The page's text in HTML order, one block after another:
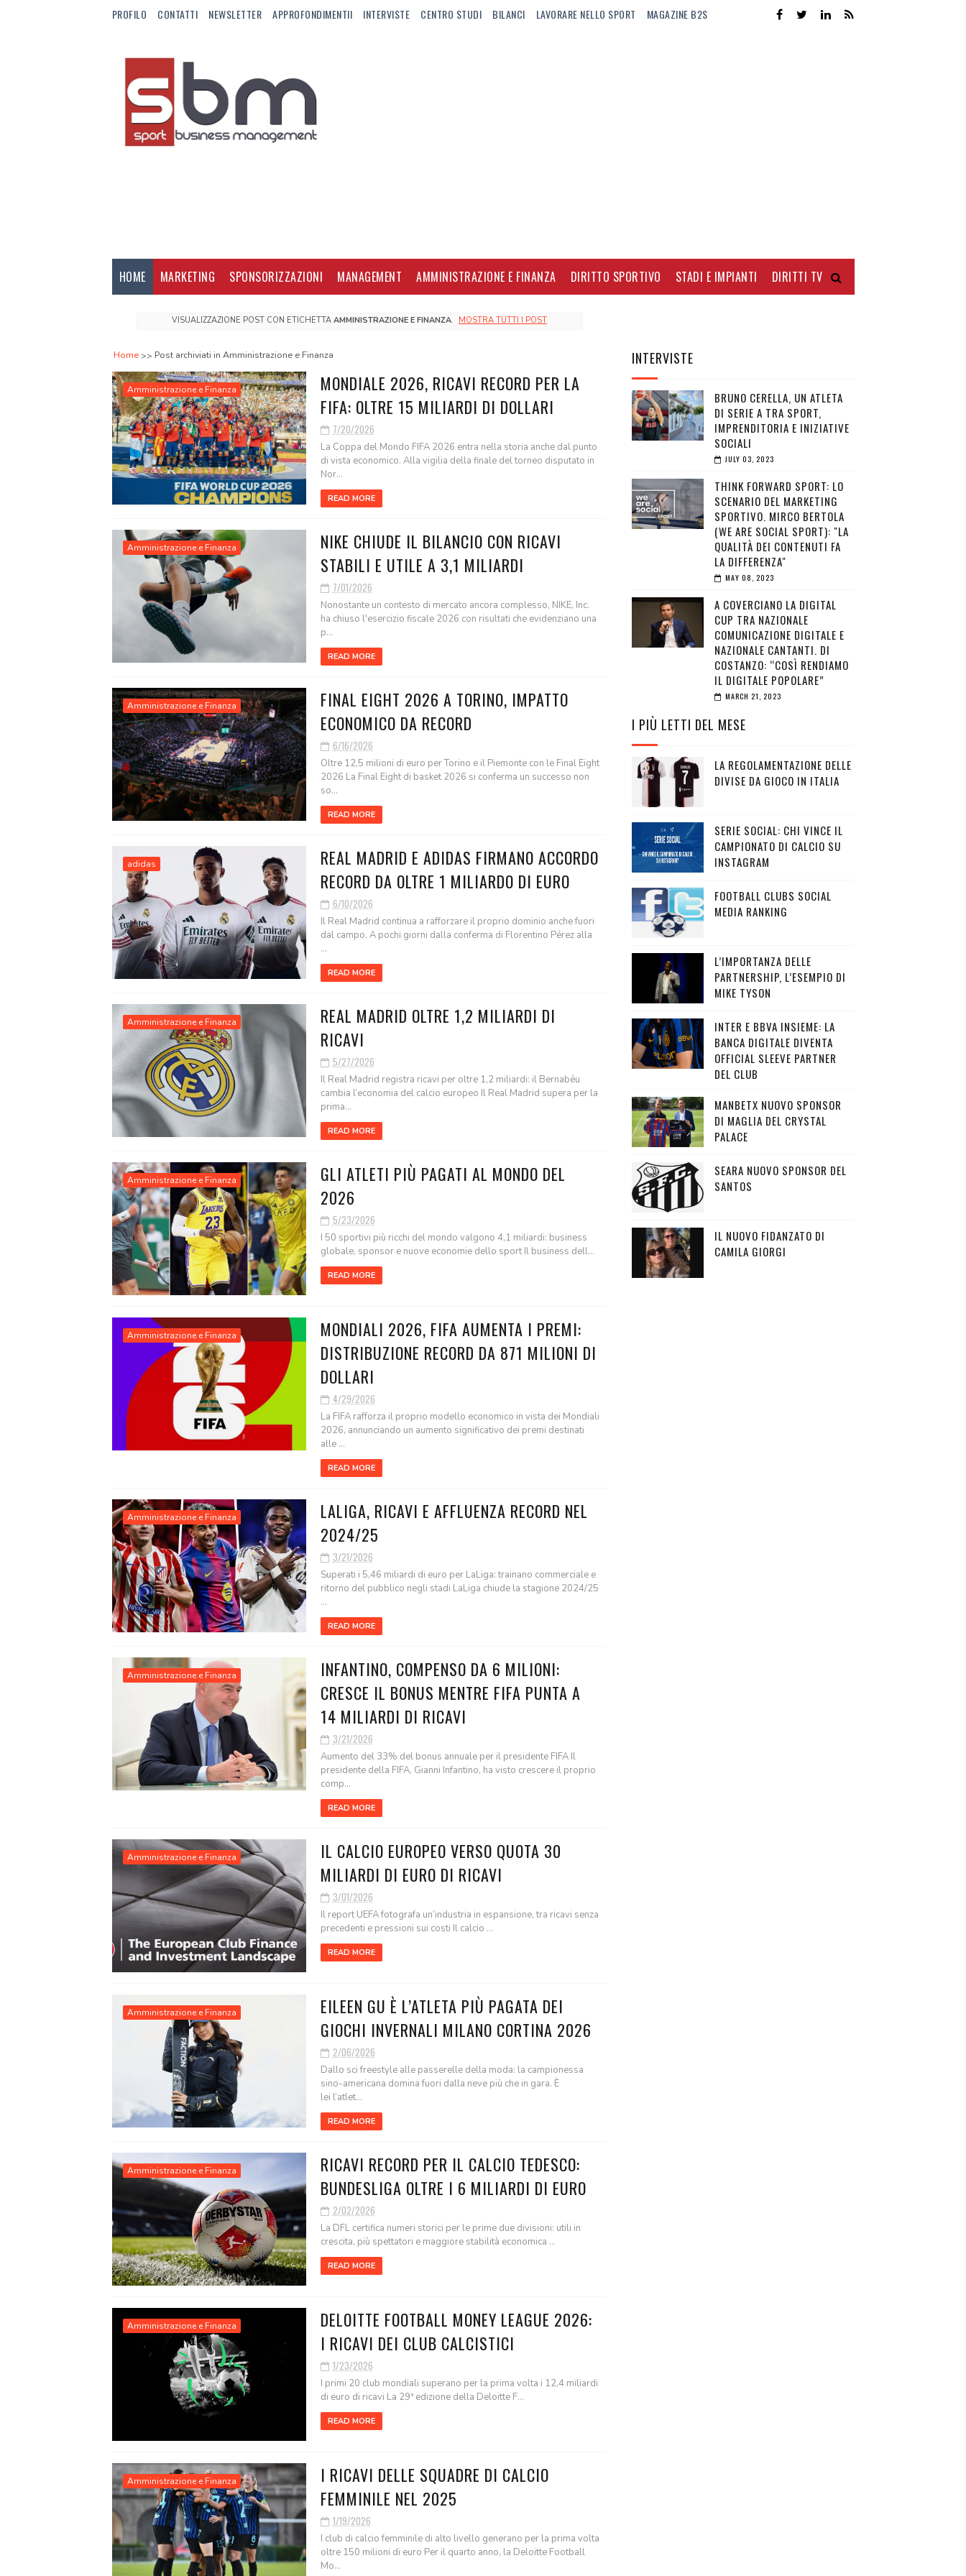
PROFILO CONTATTI NEWSLETTER APPROFONDIMENTII INTERVISTE CENTRO STUDI BILANCI LAVORARE NELLO SPORT MAGAZINE B2S
HOME MARKETING SPONSORIZZAZIONI MANAGEMENT AMMINISTRAZIONE E FINANZA DIRITTO SPORTIVO STADI E IMPIANTI DIRITTI TV
VISUALIZZAZIONE POST CON ETICHETTA AMMINISTRAZIONE E FINANZA. MOSTRA TUTTI I POST
Home Post archiviati in Amministrazione e Finanza
Amministrazione e Finanza
MONDIALE 2026, RICAVI RECORD PER LA
FIFA: OLTRE 15 MILIARDI DI DOLLARI
7/20/2026
La Coppa del Mondo FIFA 2026 entra nella storia anche dal punto
di vista economico. Alla vigilia della finale del torneo disputato in
Nor...
READ MORE
Amministrazione e Finanza
NIKE CHIUDE IL BILANCIO CON RICAVI
STABILI E UTILE A 3,1 MILIARDI
7/01/2026
Nonostante un contesto di mercato ancora complesso, NIKE, Inc.
ha chiuso l'esercizio fiscale 2026 con risultati che evidenziano una
p...
READ MORE
Amministrazione e Finanza
FINAL EIGHT 2026 A TORINO, IMPATTO
ECONOMICO DA RECORD
6/16/2026
Oltre 12,5 milioni di euro per Torino e il Piemonte con le Final Eight
2026 La Final Eight di basket 2026 si conferma un successo non
so...
READ MORE
adidas
REAL MADRID E ADIDAS FIRMANO ACCORDO
RECORD DA OLTRE 1 MILIARDO DI EURO
6/10/2026
Il Real Madrid continua a rafforzare il proprio dominio anche fuori
dal campo. A pochi giorni dalla conferma di Florentino Pérez alla
...
READ MORE
Amministrazione e Finanza
REAL MADRID OLTRE 1,2 MILIARDI DI
RICAVI
5/27/2026
Il Real Madrid registra ricavi per oltre 1,2 miliardi: il Bernabéu
cambia l’economia del calcio europeo Il Real Madrid supera per la
prima...
READ MORE
Amministrazione e Finanza
GLI ATLETI PIÙ PAGATI AL MONDO DEL
2026
5/23/2026
I 50 sportivi più ricchi del mondo valgono 4,1 miliardi: business
globale, sponsor e nuove economie dello sport Il business dell...
READ MORE
Amministrazione e Finanza
MONDIALI 2026, FIFA AUMENTA I PREMI:
DISTRIBUZIONE RECORD DA 871 MILIONI DI
DOLLARI
4/29/2026
La FIFA rafforza il proprio modello economico in vista dei Mondiali
2026, annunciando un aumento significativo dei premi destinati
alle ...
READ MORE
Amministrazione e Finanza
LALIGA, RICAVI E AFFLUENZA RECORD NEL
2024/25
3/21/2026
Superati i 5,46 miliardi di euro per LaLiga: trainano commerciale e
ritorno del pubblico negli stadi LaLiga chiude la stagione 2024/25
...
READ MORE
Amministrazione e Finanza
INFANTINO, COMPENSO DA 6 MILIONI:
CRESCE IL BONUS MENTRE FIFA PUNTA A
14 MILIARDI DI RICAVI
3/21/2026
Aumento del 33% del bonus annuale per il presidente FIFA Il
presidente della FIFA, Gianni Infantino, ha visto crescere il proprio
comp...
READ MORE
Amministrazione e Finanza
IL CALCIO EUROPEO VERSO QUOTA 30
MILIARDI DI EURO DI RICAVI
3/01/2026
Il report UEFA fotografa un’industria in espansione, tra ricavi senza
precedenti e pressioni sui costi Il calcio ...
READ MORE
Amministrazione e Finanza
EILEEN GU È L’ATLETA PIÙ PAGATA DEI
GIOCHI INVERNALI MILANO CORTINA 2026
2/06/2026
Dallo sci freestyle alle passerelle della moda: la campionessa
sino-americana domina fuori dalla neve più che in gara. È
lei l’atlet...
READ MORE
Amministrazione e Finanza
RICAVI RECORD PER IL CALCIO TEDESCO:
BUNDESLIGA OLTRE I 6 MILIARDI DI EURO
2/02/2026
La DFL certifica numeri storici per le prime due divisioni: utili in
crescita, più spettatori e maggiore stabilità economica ...
READ MORE
Amministrazione e Finanza
DELOITTE FOOTBALL MONEY LEAGUE 2026:
I RICAVI DEI CLUB CALCISTICI
1/23/2026
I primi 20 club mondiali superano per la prima volta i 12,4 miliardi
di euro di ricavi La 29ª edizione della Deloitte F...
READ MORE
Amministrazione e Finanza
I RICAVI DELLE SQUADRE DI CALCIO
FEMMINILE NEL 2025
1/19/2026
I club di calcio femminile di alto livello generano per la prima volta
oltre 150 milioni di euro Per il quarto anno, la Deloitte Football
Mo...
INTERVISTE
BRUNO CERELLA, UN ATLETA
DI SERIE A TRA SPORT,
IMPRENDITORIA E INIZIATIVE
SOCIALI
JULY 03, 2023
THINK FORWARD SPORT: LO
SCENARIO DEL MARKETING
SPORTIVO. MIRCO BERTOLA
(WE ARE SOCIAL SPORT): "LA
QUALITÀ DEI CONTENUTI FA
LA DIFFERENZA"
MAY 08, 2023
A COVERCIANO LA DIGITAL
CUP TRA NAZIONALE
COMUNICAZIONE DIGITALE E
NAZIONALE CANTANTI. DI
COSTANZO: “COSÌ RENDIAMO
IL DIGITALE POPOLARE”
MARCH 21, 2023
I PIÙ LETTI DEL MESE
LA REGOLAMENTAZIONE DELLE
DIVISE DA GIOCO IN ITALIA
SERIE SOCIAL: CHI VINCE IL
CAMPIONATO DI CALCIO SU
INSTAGRAM
FOOTBALL CLUBS SOCIAL
MEDIA RANKING
L’IMPORTANZA DELLE
PARTNERSHIP, L’ESEMPIO DI
MIKE TYSON
INTER E BBVA INSIEME: LA
BANCA DIGITALE DIVENTA
OFFICIAL SLEEVE PARTNER
DEL CLUB
MANBETX NUOVO SPONSOR
DI MAGLIA DEL CRYSTAL
PALACE
SEARA NUOVO SPONSOR DEL
SANTOS
IL NUOVO FIDANZATO DI
CAMILA GIORGI